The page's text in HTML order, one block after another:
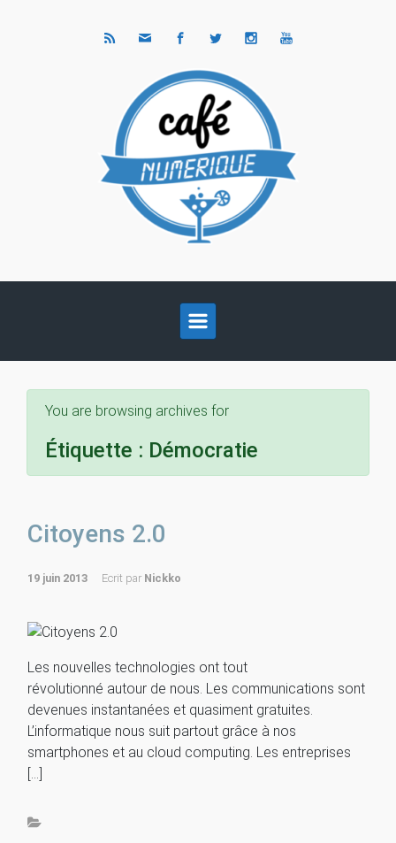
You are browsing archives for
Étiquette : Démocratie
Citoyens 2.0
19 juin 2013 Ecrit par Nickko
Les nouvelles technologies ont tout
révolutionné autour de nous. Les communications sont
devenues instantanées et quasiment gratuites.
L’informatique nous suit partout grâce à nos
smartphones et au cloud computing. Les entreprises
[…]